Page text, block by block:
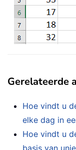
Gerelateerde
Hoe vindt u
elke dag in
Hoe vindt u